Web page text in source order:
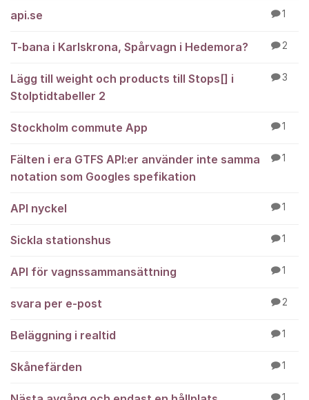
api.se 1
T-bana i Karlskrona, Spårvagn i Hedemora? 2
Lägg till weight och products till Stops[] i
Stolptidtabeller 2
3
Stockholm commute App 1
Fälten i era GTFS API:er använder inte samma
notation som Googles spefikation
1
API nyckel 1
Sickla stationshus 1
API för vagnssammansättning 1
svara per e-post 2
Beläggning i realtid 1
Skånefärden 1
1